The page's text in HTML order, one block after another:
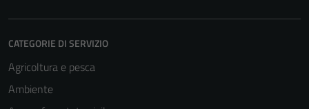
CATEGORIE DI SERVIZIO
Agricoltura e pesca
Ambiente